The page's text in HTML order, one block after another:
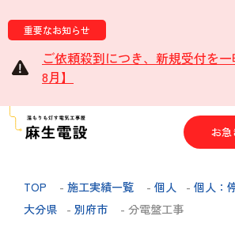
重要なお知らせ
ご依頼殺到につき、新規受付を
8月】
お急
TOP - 施工実績一覧 - 個人 - 個人：
大分県
- 別府市 - 分電盤工事